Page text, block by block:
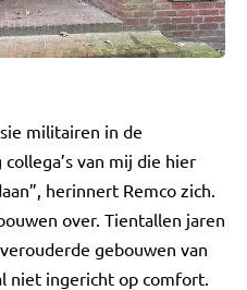
militairen in de
van mij die hier
herinnert Remco zich.
over. Tientallen jaren
gebouwen van
niet ingericht op comfort.